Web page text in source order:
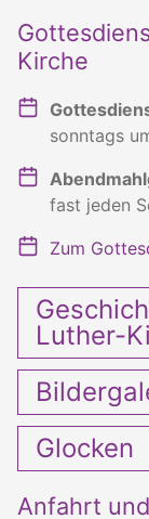
Kirche
sonntags
fast jeden
Zum
Luther-
Glocken
Anfahrt